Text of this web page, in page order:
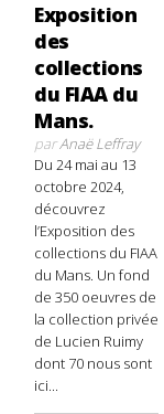
Exposition
des
collections
du FIAA du
Mans.
parAnaë Leffray
Du 24 mai au 13
octobre 2024,
découvrez
l’Exposition des
collections du FIAA
du Mans. Un fond
de 350 oeuvres de
la collection privée
de Lucien Ruimy
dont 70 nous sont
ici...